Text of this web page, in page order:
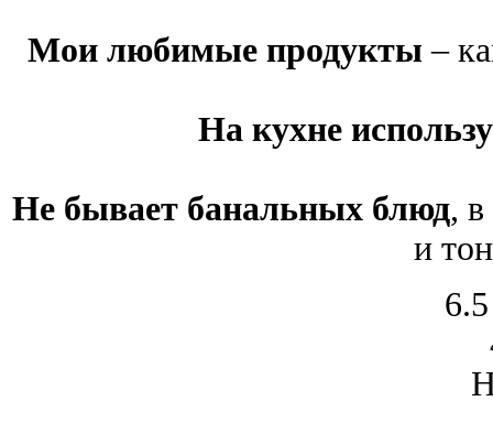
Мои любимые продукты–
На кухне
Не бывает банальных блюд,
и